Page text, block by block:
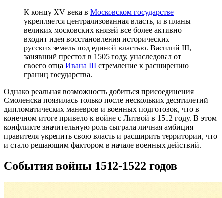
К концу XV века в Московском государстве
укрепляется централизованная власть, и в планы
великих московских князей все более активно
входит идея восстановления исторических
русских земель под единой властью. Василий III,
занявший престол в 1505 году, унаследовал от
своего отца Ивана III стремление к расширению
границ государства.
Однако реальная возможность добиться присоединения
Смоленска появилась только после нескольких десятилетий
дипломатических маневров и военных подготовок, что в
конечном итоге привело к войне с Литвой в 1512 году. В этом
конфликте значительную роль сыграла личная амбиция
правителя укрепить свою власть и расширить территории, что
и стало решающим фактором в начале военных действий.
События войны 1512-1522 годов